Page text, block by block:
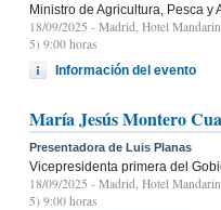
Ministro de Agricultura, Pesca y
18/09/2025 - Madrid, Hotel
5) 9:00 horas
Información del evento
María Jesús Montero
Presentadora de Luis Planas
Vicepresidenta primera del
18/09/2025 - Madrid, Hotel
5) 9:00 horas